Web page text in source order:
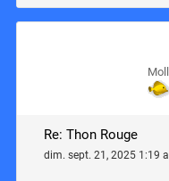
Re: Thon Rouge
dim. sept. 21, 2025 1:19